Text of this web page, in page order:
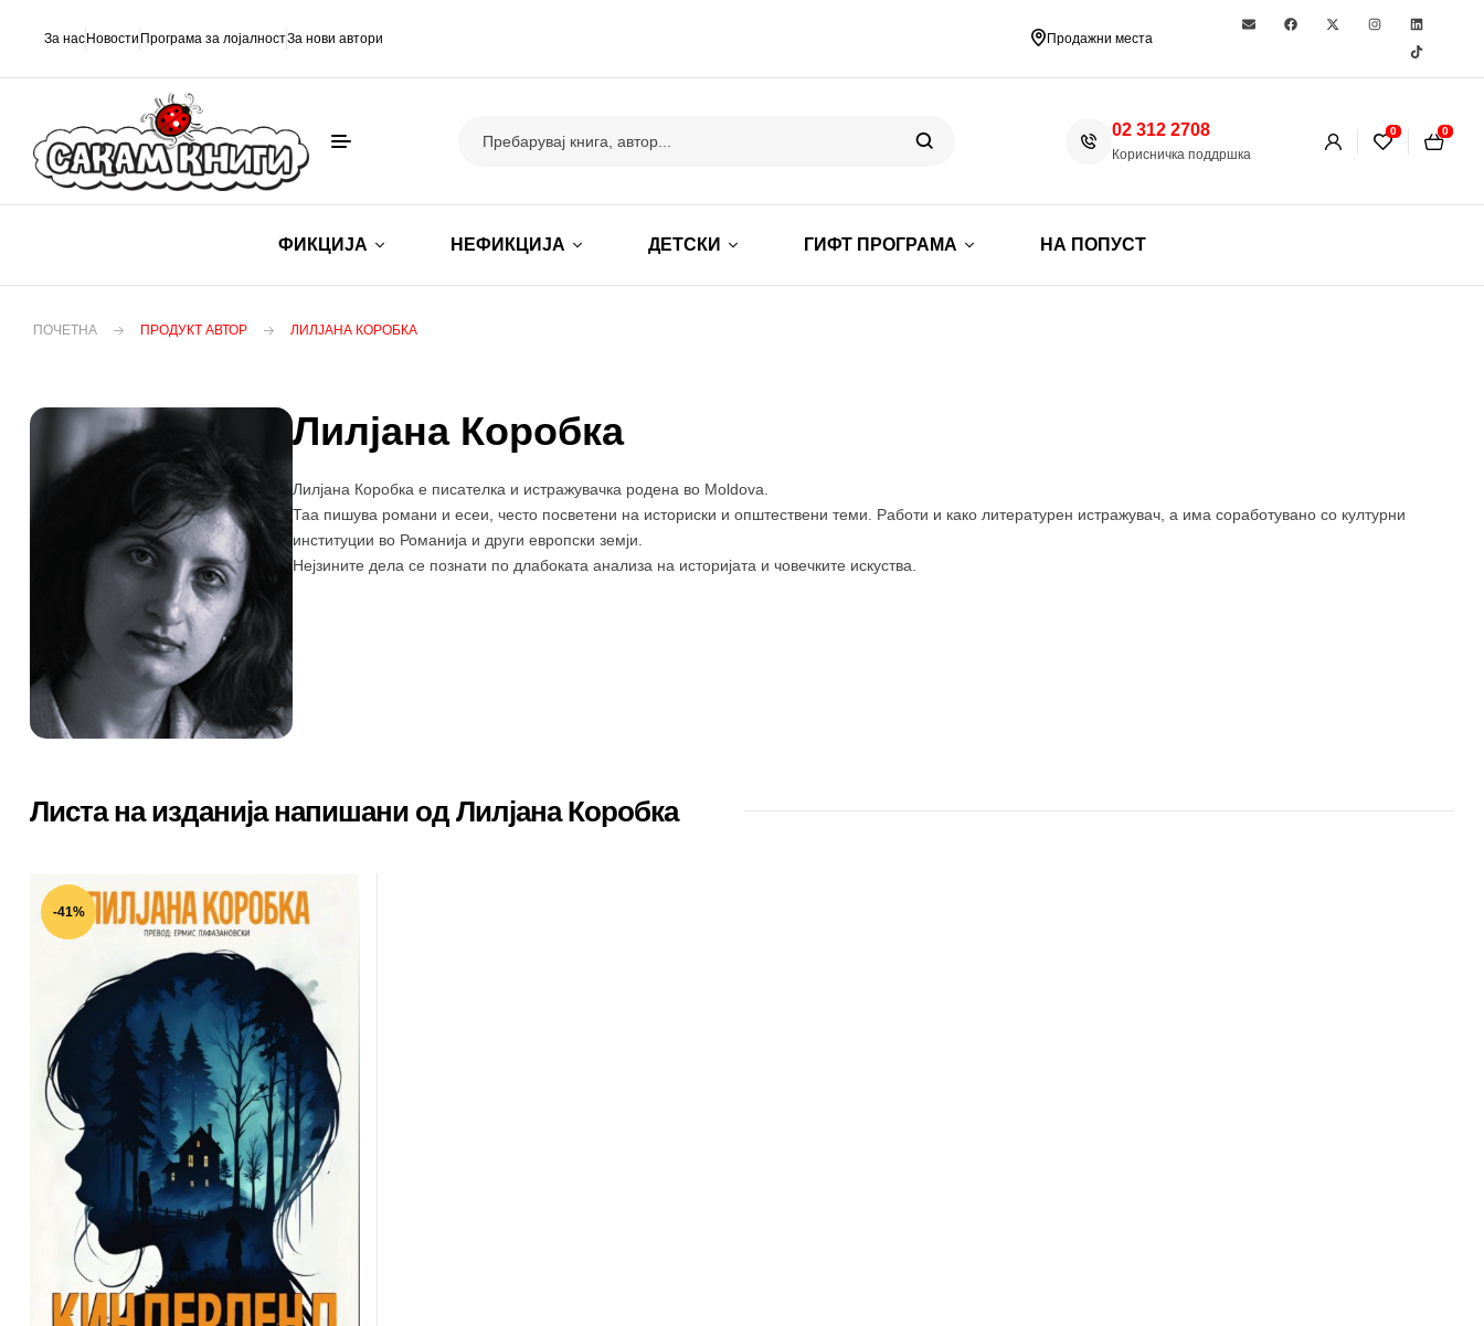
За нас Новости Програма за лојалностЗа нови автори Продажни места
02 312 2708
Корисничка поддршка
0 0
ФИКЦИЈА НЕФИКЦИЈА ДЕТСКИ ГИФТ ПРОГРАМА НА ПОПУСТ
ПОЧЕТНА ПРОДУКТ АВТОР ЛИЛЈАНА КОРОБКА
Лилјана Коробка
Лилјана Коробка е писателка и истражувачка родена во Moldova.
Таа пишува романи и есеи, често посветени на историски и општествени теми. Работи и како литературен истражувач, а има соработувано со културни
институции во Романија и други европски земји.
Нејзините дела се познати по длабоката анализа на историјата и човечките искуства.
Листа на изданија напишани од Лилјана Коробка
-41%